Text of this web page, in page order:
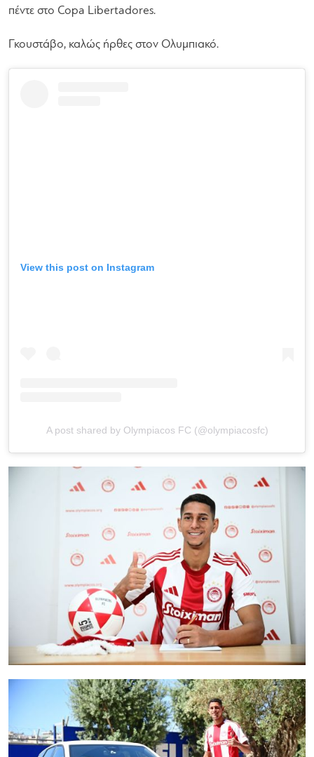
πέντε στο Copa Libertadores.
Γκουστάβο, καλώς ήρθες στον Ολυμπιακό.
View this post on Instagram
A post shared by Olympiacos FC (@olympiacosfc)